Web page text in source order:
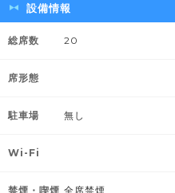
設備情報
総席数 20
席形態
駐車場 無し
Wi-Fi
禁煙・喫煙 全席禁煙